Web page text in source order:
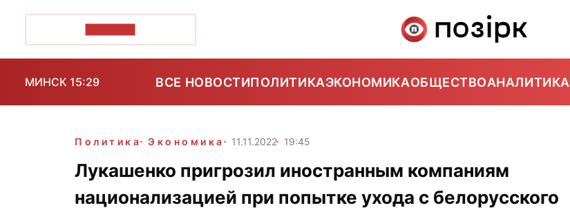
МИНСК 15:29 ВСЕ НОВОСТИПОЛИТИКАЭКОНОМИКАОБЩЕСТВОАНАЛИТИКА
Политика Экономика 11.11.2022 19:45
Лукашенко пригрозил иностранным компаниям
национализацией при попытке ухода с белорусского